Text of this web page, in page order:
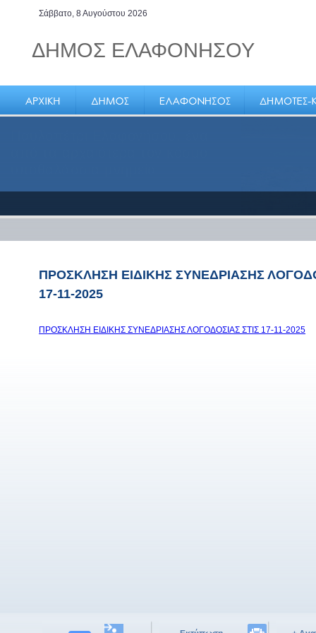
Σάββατο, 8 Αυγούστου 2026
ΔΗΜΟΣ ΕΛΑΦΟΝΗΣΟΥ
ΠΡΟΣΚΛΗΣΗ ΕΙΔΙΚΗΣ ΣΥΝΕΔΡΙΑΣΗΣ
17-11-2025
ΠΡΟΣΚΛΗΣΗ ΕΙΔΙΚΗΣ ΣΥΝΕΔΡΙΑΣΗΣ ΛΟΓΟΔΟΣΙΑΣ ΣΤΙΣ 17-11-2025